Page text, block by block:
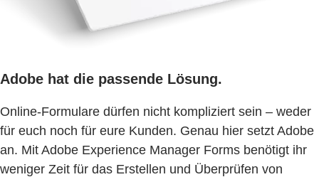
Adobe hat die passende Lösung.
Online-Formulare dürfen nicht kompliziert sein – weder
für euch noch für eure Kunden. Genau hier setzt Adobe
an. Mit Adobe Experience Manager Forms benötigt ihr
weniger Zeit für das Erstellen und Überprüfen von